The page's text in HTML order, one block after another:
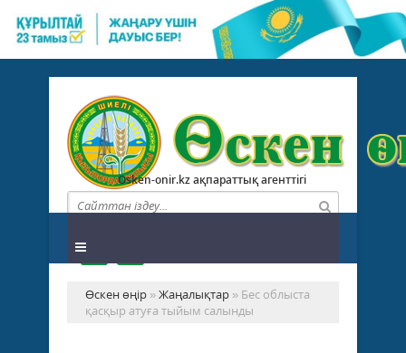
Osken-onir.kz ақпараттық агенттігі
Өскен өңір »Жаңалықтар » Бес облыста
қасқыр атуға тыйым салынды